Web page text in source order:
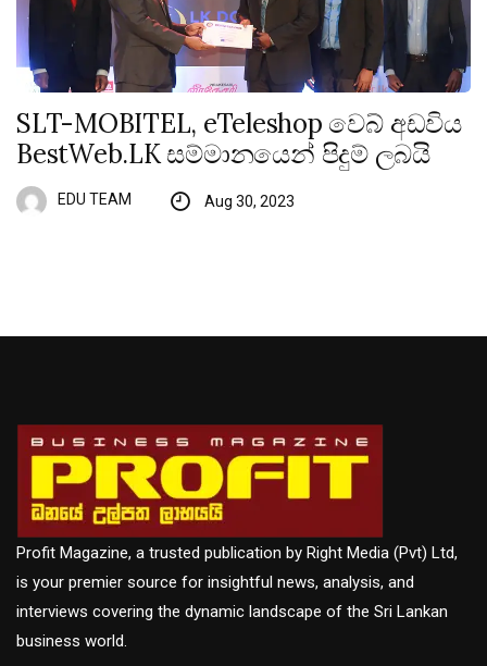
SLT-MOBITEL, eTeleshop වෙබ් අඩවිය
BestWeb.LK සම්මානයෙන් පිදුම් ලබයි
EDU TEAM Aug 30, 2023
Profit Magazine, a trusted publication by Right Media (Pvt) Ltd,
is your premier source for insightful news, analysis, and
interviews covering the dynamic landscape of the Sri Lankan
business world.